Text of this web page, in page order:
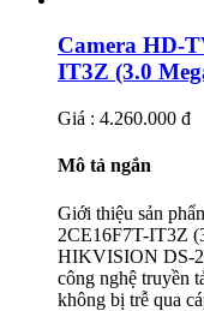
Camera HD-
IT3Z (3.0
Giá : 4.260.000 đ
Mô tả ngắn
Giới thiệu sản
2CE16F7T-IT3Z
HIKVISION DS-
công nghệ truyền
không bị trễ qua